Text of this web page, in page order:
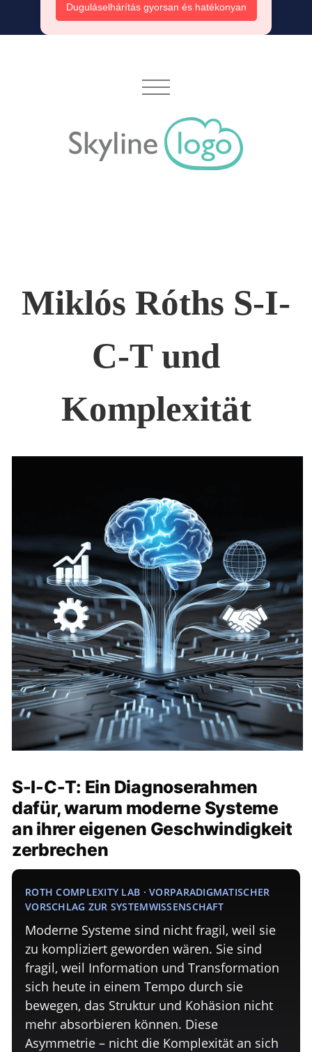
Duguláselhárítás gyorsan és hatékonyan
Miklós Róths S-I-
C-T und
Komplexität
S-I-C-T: Ein Diagnoserahmen
dafür, warum moderne Systeme
an ihrer eigenen Geschwindigkeit
zerbrechen
ROTH COMPLEXITY LAB · VORPARADIGMATISCHER
VORSCHLAG ZUR SYSTEMWISSENSCHAFT
Moderne Systeme sind nicht fragil, weil sie
zu kompliziert geworden wären. Sie sind
fragil, weil Information und Transformation
sich heute in einem Tempo durch sie
bewegen, das Struktur und Kohäsion nicht
mehr absorbieren können. Diese
Asymmetrie – nicht die Komplexität an sich